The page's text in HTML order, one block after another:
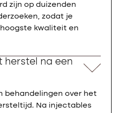
zijn op duizenden
zodat je
kwaliteit en
herstel na een
behandelingen over het
Na injectables